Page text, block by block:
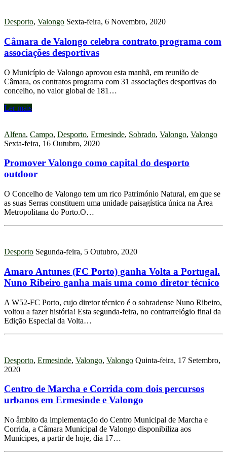
Desporto, Valongo Sexta-feira, 6 Novembro, 2020
Câmara de Valongo celebra contrato programa com
associações desportivas
O Município de Valongo aprovou esta manhã, em reunião de
Câmara, os contratos programa com 31 associações desportivas do
concelho, no valor global de 181…
Ler mais
Alfena, Campo, Desporto, Ermesinde, Sobrado, Valongo, Valongo
Sexta-feira, 16 Outubro, 2020
Promover Valongo como capital do desporto
outdoor
O Concelho de Valongo tem um rico Património Natural, em que se
as suas Serras constituem uma unidade paisagística única na Área
Metropolitana do Porto.O…
Desporto Segunda-feira, 5 Outubro, 2020
Amaro Antunes (FC Porto) ganha Volta a Portugal.
Nuno Ribeiro ganha mais uma como diretor técnico
A W52-FC Porto, cujo diretor técnico é o sobradense Nuno Ribeiro,
voltou a fazer história! Esta segunda-feira, no contrarrelógio final da
Edição Especial da Volta…
Desporto, Ermesinde, Valongo, Valongo Quinta-feira, 17 Setembro,
2020
Centro de Marcha e Corrida com dois percursos
urbanos em Ermesinde e Valongo
No âmbito da implementação do Centro Municipal de Marcha e
Corrida, a Câmara Municipal de Valongo disponibiliza aos
Munícipes, a partir de hoje, dia 17…